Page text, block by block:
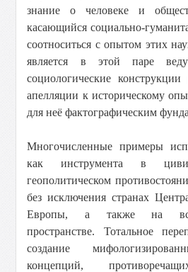
знание о человеке и
касающийся социально-
соотноситься с опытом этих
является в этой паре
социологические конструкции
апелляции к историческому
для неё фактографическим
Многочисленные примеры
как инструмента в
геополитическом
без исключения странах
Европы, а также на
пространстве. Тотальное
создание
концепций,